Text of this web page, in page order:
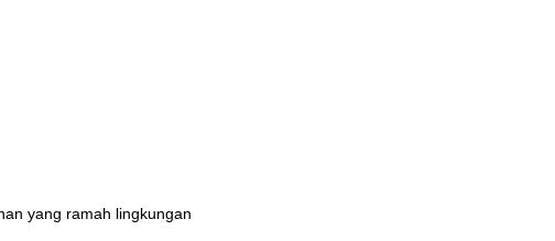
yang ramah lingkungan